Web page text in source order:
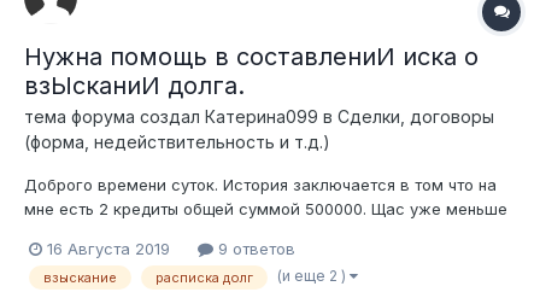
Нужна помощь в составлениИ иска о
взЫсканиИ долга.
тема форума создал Катерина099 в Сделки, договоры
(форма, недействительность и т.д.)
Доброго времени суток. История заключается в том что на
мне есть 2 кредиты общей суммой 500000. Щас уже меньше
каждый месяц платить. На деле уже 4 месяц подряд она
делает просрочки. Мне это надоело и я взяла с н...
16 Августа 2019 9 ответов
взыскание расписка долг (и еще 2 )